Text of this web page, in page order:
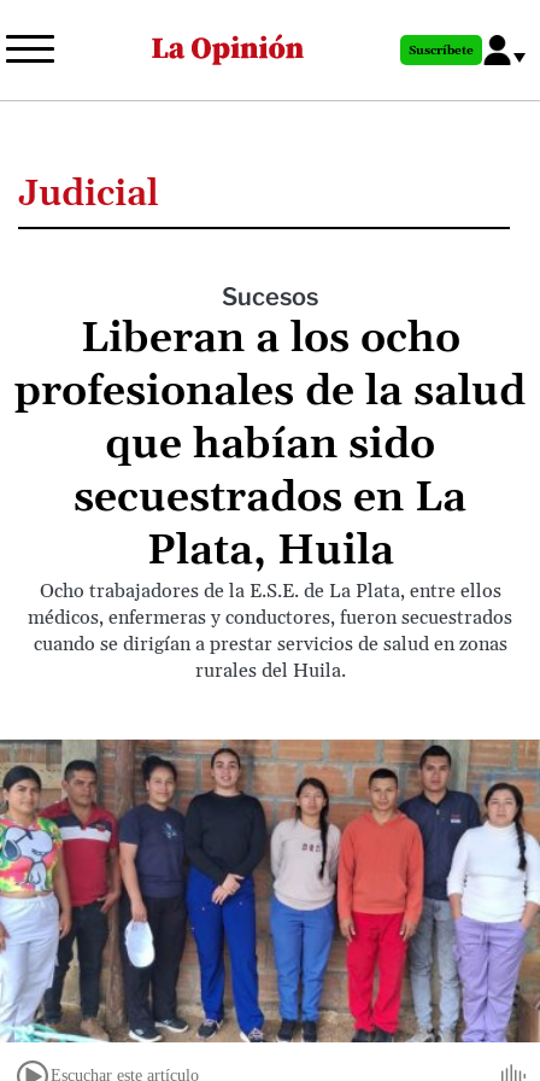
al
principal
Suscríbete
Judicial
Sucesos
Liberan a los ocho
profesionales de la salud
que habían sido
secuestrados en La
Plata, Huila
Ocho trabajadores de la E.S.E. de La Plata, entre ellos
médicos, enfermeras y conductores, fueron secuestrados
cuando se dirigían a prestar servicios de salud en zonas
rurales del Huila.
Escuchar este artículo